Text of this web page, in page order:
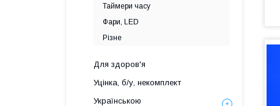
Таймери часу
Фари, LED
Різне
Для здоров'я
Уцінка, б/у, некомплект
Українською